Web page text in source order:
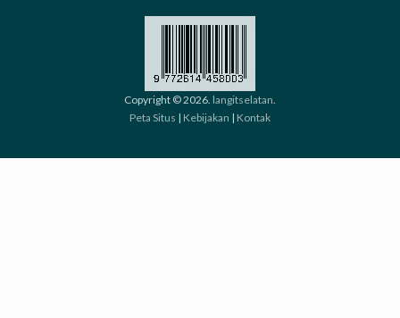
Copyright © 2026. langitselatan.
Peta Situs | Kebijakan | Kontak